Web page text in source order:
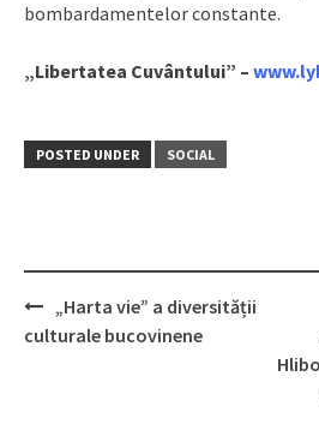
bombardamentelor constante.
„Libertatea Cuvântului” –
POSTED UNDER SOCIAL
Post
„Harta vie” a diversității
culturale bucovinene